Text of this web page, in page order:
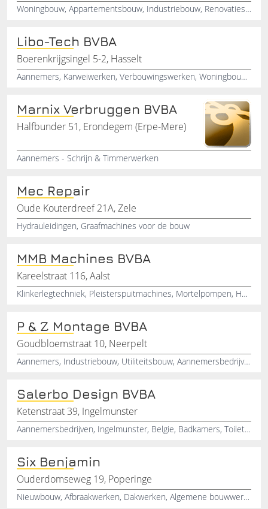
Woningbouw, Appartementsbouw, Industriebouw, Renovaties, Openbare-werken, Bouwpromotie, Aannemers
Libo-Tech BVBA
Boerenkrijgsingel 5-2, Hasselt
Aannemers, Karweiwerken, Verbouwingswerken, Woningbouw, Nieuwbouw
Marnix Verbruggen BVBA
Halfbunder 51, Erondegem (Erpe-Mere)
Aannemers - Schrijn & Timmerwerken
Mec Repair
Oude Kouterdreef 21A, Zele
Hydrauleidingen, Graafmachines voor de bouw
MMB Machines BVBA
Kareelstraat 116, Aalst
Klinkerlegtechniek, Pleisterspuitmachines, Mortelpompen, Hogedrukreinigers, Dwangmengers, Bouwliften, Bouwkranen, Betonmolens, IJzerplooimachines, Knipmachines
P & Z Montage BVBA
Goudbloemstraat 10, Neerpelt
Aannemers, Industriebouw, Utiliteitsbouw, Aannemersbedrijven, Woningbouw
Salerbo Design BVBA
Ketenstraat 39, Ingelmunster
Aannemersbedrijven, Ingelmunster, Belgie, Badkamers, Toiletten, Verbouwingswerken, Schrijnwerken, Keukens, Gyprocwerken, Meubels
Six Benjamin
Ouderdomseweg 19, Poperinge
Nieuwbouw, Afbraakwerken, Dakwerken, Algemene bouwwerken, Vloerwerken, Aannemingen, Aanbouw